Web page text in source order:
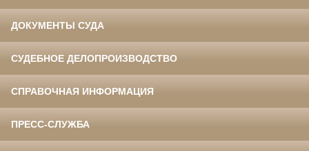
ДОКУМЕНТЫ СУДА
СУДЕБНОЕ ДЕЛОПРОИЗВОДСТВО
СПРАВОЧНАЯ ИНФОРМАЦИЯ
ПРЕСС-СЛУЖБА